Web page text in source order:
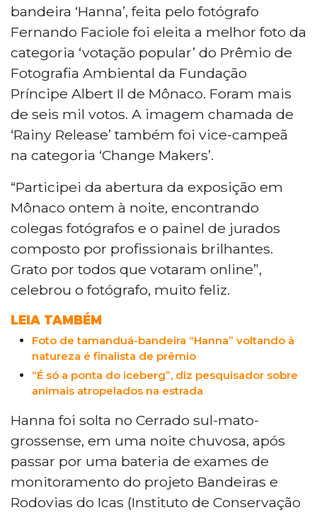
bandeira ‘Hanna’, feita pelo fotógrafo
Fernando Faciole foi eleita a melhor foto da
categoria ‘votação popular’ do Prêmio de
Fotografia Ambiental da Fundação
Príncipe Albert Il de Mônaco. Foram mais
de seis mil votos. A imagem chamada de
‘Rainy Release’ também foi vice-campeã
na categoria ‘Change Makers’.
“Participei da abertura da exposição em
Mônaco ontem à noite, encontrando
colegas fotógrafos e o painel de jurados
composto por profissionais brilhantes.
Grato por todos que votaram online”,
celebrou o fotógrafo, muito feliz.
LEIA TAMBÉM
Foto de tamanduá-bandeira “Hanna” voltando à
natureza é finalista de prêmio
“É só a ponta do iceberg”, diz pesquisador sobre
animais atropelados na estrada
Hanna foi solta no Cerrado sul-mato-
grossense, em uma noite chuvosa, após
passar por uma bateria de exames de
monitoramento do projeto Bandeiras e
Rodovias do Icas (Instituto de Conservação